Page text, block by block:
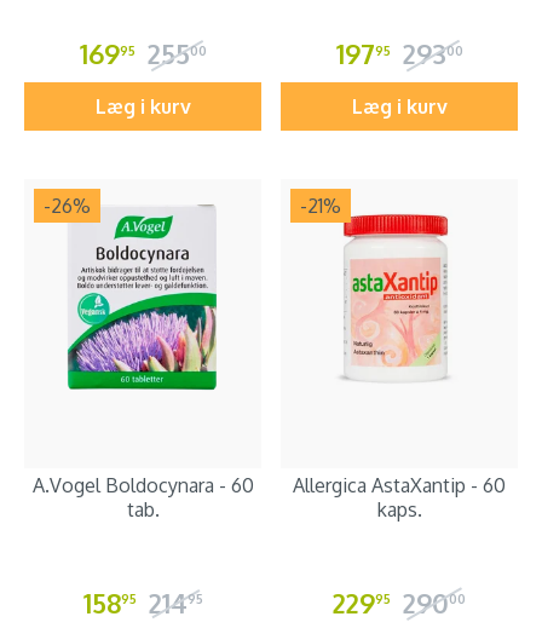
16995 25500
Læg i kurv
19795 29300
Læg i kurv
-26%
A.Vogel Boldocynara - 60
tab.
15895 21495
-21%
Allergica AstaXantip - 60
kaps.
22995 29000